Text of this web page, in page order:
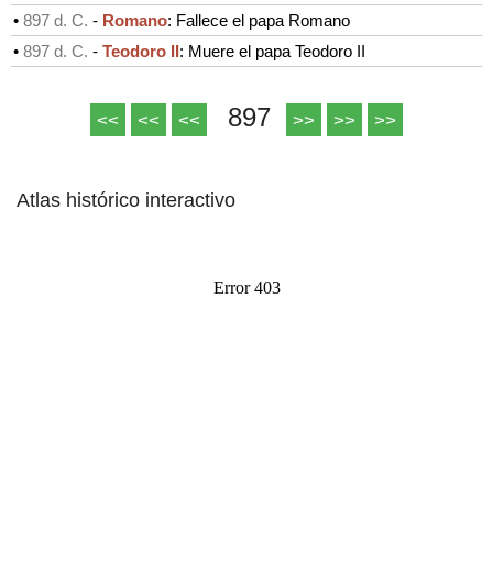
• 897 d. C. - Romano: Fallece el papa Romano
• 897 d. C. - Teodoro II: Muere el papa Teodoro II
<< << << 897 >> >> >>
Atlas histórico interactivo